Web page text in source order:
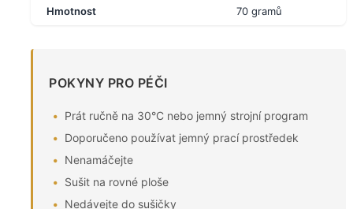
Hmotnost 70 gramů
POKYNY PRO PÉČI
Prát ručně na 30°C nebo jemný strojní program
Doporučeno používat jemný prací prostředek
Nenamáčejte
Sušit na rovné ploše
Nedávejte do sušičky